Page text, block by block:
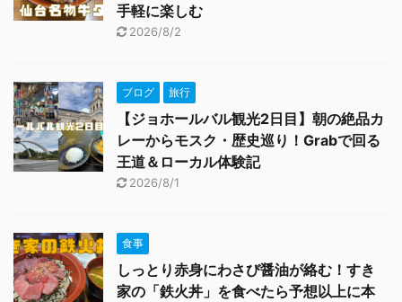
手軽に楽しむ
2026/8/2
ブログ 旅行
【ジョホールバル観光2日目】朝の絶品カ
レーからモスク・歴史巡り！Grabで回る
王道＆ローカル体験記
2026/8/1
食事
しっとり赤身にわさび醤油が絡む！すき
家の「鉄火丼」を食べたら予想以上に本